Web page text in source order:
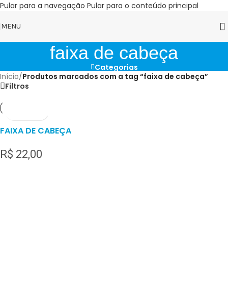
Pular para a navegação Pular para o conteúdo principal
MENU
faixa de cabeça
Categorias
Início/Produtos marcados com a tag “faixa de cabeça”
Filtros
FAIXA DE CABEÇA
R$ 22,00